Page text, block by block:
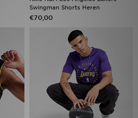
Swingman Shorts Heren
€70,00